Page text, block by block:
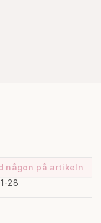
någon på artikeln
28